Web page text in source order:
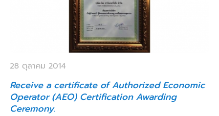
28 ตุลาคม 2014
Receive a certificate of Authorized Economic
Operator (AEO) Certification Awarding
Ceremony.